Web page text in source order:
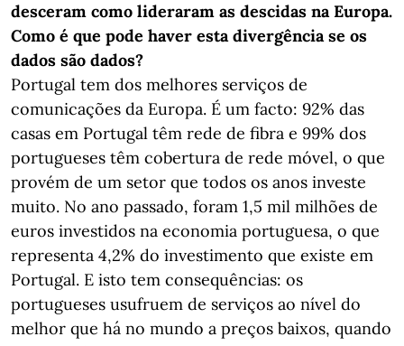
desceram como lideraram as descidas na Europa.
Como é que pode haver esta divergência se os
dados são dados?
Portugal tem dos melhores serviços de
comunicações da Europa. É um facto: 92% das
casas em Portugal têm rede de fibra e 99% dos
portugueses têm cobertura de rede móvel, o que
provém de um setor que todos os anos investe
muito. No ano passado, foram 1,5 mil milhões de
euros investidos na economia portuguesa, o que
representa 4,2% do investimento que existe em
Portugal. E isto tem consequências: os
portugueses usufruem de serviços ao nível do
melhor que há no mundo a preços baixos, quando